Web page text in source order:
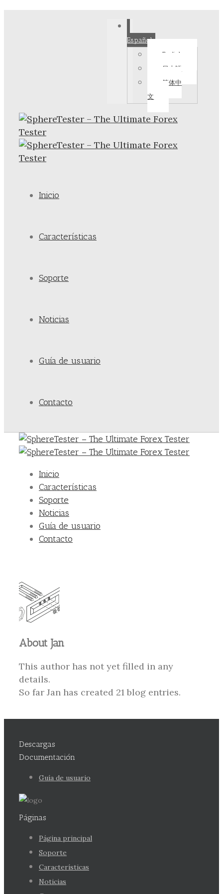
Español
English
日本語
简体中
文
Inicio
Características
Soporte
Noticias
Guía de usuario
Contacto
Inicio
Características
Soporte
Noticias
Guía de usuario
Contacto
About Jan
This author has not yet filled in any
details.
So far Jan has created 21 blog entries.
Descargas
Documentación
Guía de usuario
Páginas
Página principal
Soporte
Características
Noticias